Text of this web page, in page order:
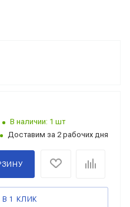
В наличии: 1 шт
Доставим за 2 рабочих дня
В 1 КЛИК